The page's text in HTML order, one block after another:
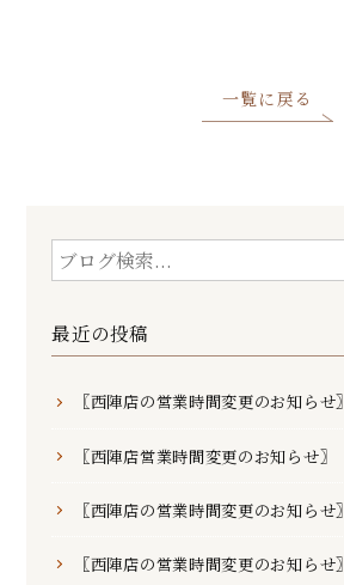
一覧に戻る
最近の投稿
〖西陣店の営業時間変更のお知らせ〗
〖西陣店営業時間変更のお知らせ〗
〖西陣店の営業時間変更のお知らせ〗
〖西陣店の営業時間変更のお知らせ〗